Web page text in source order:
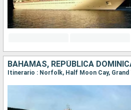
BAHAMAS, REPÚBLICA
Itinerario : Norfolk, Half Moon Cay,